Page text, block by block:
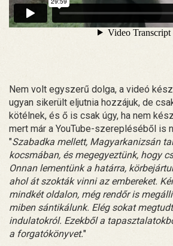
Nem volt egyszerű dolga, a videó
ugyan sikerült eljutnia hozzájuk, de
kötélnek, és ő is csak úgy, ha nem
mert már a YouTube-szerepléséből is
"Szabadka mellett, Magyarkanizsán
kocsmában, és megegyeztünk, hogy
Onnan lementünk a határra,
ahol át szokták vinni az embereket.
mindkét oldalon, még rendőr is
miben sántikálunk. Elég sokat
indulatokról. Ezekből a
a forgatókönyvet."